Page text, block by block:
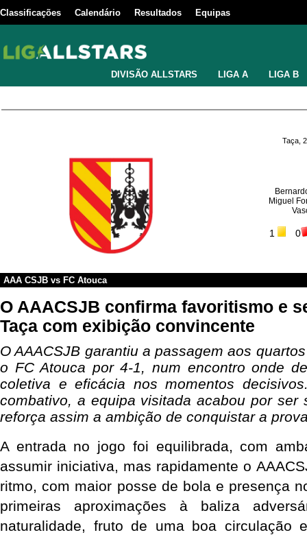
Classificações Calendário Resultados Equipas
DIVISÃO ALLSTARS LIGA A LIGA B
Taça,
Miguel
1 0
AAA CSJB vs FC Atouca
O AAACSJB confirma favoritismo e
Taça com exibição convincente
O AAACSJB garantiu a passagem aos
o FC Atouca por 4-1, num encontro onde
coletiva e eficácia nos momentos
combativo, a equipa visitada acabou por ser
reforça assim a ambição de conquistar a
A entrada no jogo foi equilibrada, com
assumir iniciativa, mas rapidamente o
ritmo, com maior posse de bola e presença
primeiras aproximações à baliza
naturalidade, fruto de uma boa circulação